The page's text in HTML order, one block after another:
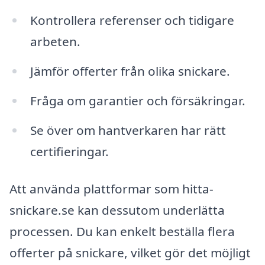
Kontrollera referenser och tidigare
arbeten.
Jämför offerter från olika snickare.
Fråga om garantier och försäkringar.
Se över om hantverkaren har rätt
certifieringar.
Att använda plattformar som hitta-
snickare.se kan dessutom underlätta
processen. Du kan enkelt beställa flera
offerter på snickare, vilket gör det möjligt